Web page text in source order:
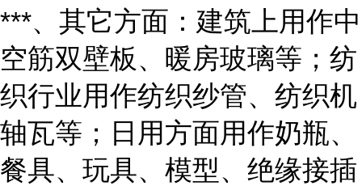
***、其它方面：建筑上用作中
空筋双壁板、暖房玻璃等；纺
织行业用作纺织纱管、纺织机
轴瓦等；日用方面用作奶瓶、
餐具、玩具、模型、绝缘接插